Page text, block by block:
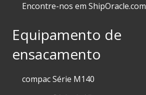
Encontre-nos em ShipOracle.com
Equipamento de
ensacamento
compac Série M140